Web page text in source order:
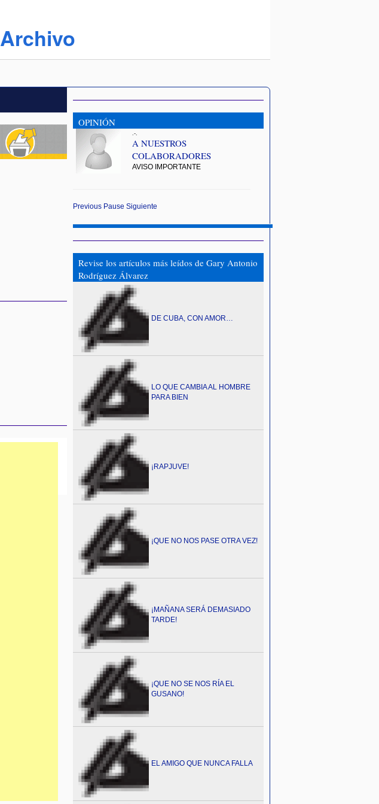
Archivo
OPINIÓN
.-.
A NUESTROS
COLABORADORES
AVISO IMPORTANTE
Previous Pause Siguiente
Revise los artículos más leídos de Gary Antonio
Rodríguez Álvarez
DE CUBA, CON AMOR…
LO QUE CAMBIA AL HOMBRE
PARA BIEN
¡RAPJUVE!
¡QUE NO NOS PASE OTRA VEZ!
¡MAÑANA SERÁ DEMASIADO
TARDE!
¡QUE NO SE NOS RÍA EL
GUSANO!
EL AMIGO QUE NUNCA FALLA